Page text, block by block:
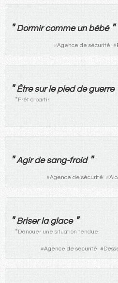
" Dormir comme un bébé "
#Agence de sécurité #
" Être surlepieddeguerre
*Prêt à partir
" Agir de sang-froid "
#Agence de sécurité #
" Briser la glace "
*Dénouer une situation tendue.
#Agence de sécurité #